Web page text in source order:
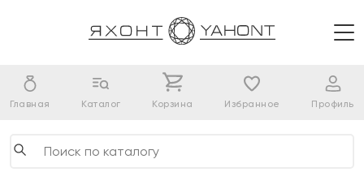
Главная Каталог Корзина Избранное Профиль